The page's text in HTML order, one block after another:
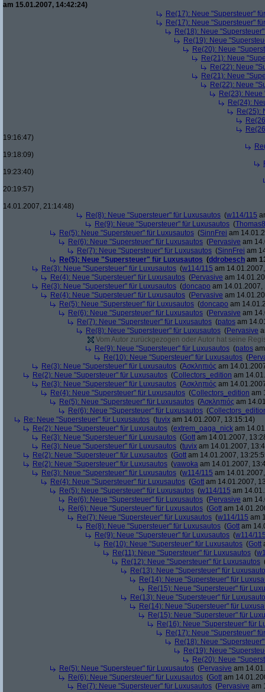
am 15.01.2007, 14:42:24)
Re(17): Neue "Supersteuer"
Re(17): Neue "Supersteuer"
Re(18): Neue
Re(19): Neue
Re(20): Neue
Re(21): Neue
Re(22): Neue
Re(21): Neue
Re(22): Neue
Re(23):
Re(24):
Re(25):
19:16:47)
19:18:09)
19:23:40)
20:19:57)
14.01.2007, 21:14:48)
Re(8): Neue "Supersteuer" für Luxusautos (w114/115
Re(9): Neue "Supersteuer" für Luxusautos (
Re(5): Neue "Supersteuer" für Luxusautos (SinnFrei am
Re(6): Neue "Supersteuer" für Luxusautos (Pervasive am
Re(7): Neue "Supersteuer" für Luxusautos (SinnFrei am
Re(5): Neue "Supersteuer" für Luxusautos (ddrobesch am
Re(3): Neue "Supersteuer" für Luxusautos (w114/115 am
Re(4): Neue "Supersteuer" für Luxusautos (Pervasive am
Re(3): Neue "Supersteuer" für Luxusautos (doncapo am 14.01.2007,
Re(4): Neue "Supersteuer" für Luxusautos (Pervasive am
Re(5): Neue "Supersteuer" für Luxusautos (doncapo am
Re(6): Neue "Supersteuer" für Luxusautos (Pervasive am
Re(7): Neue "Supersteuer" für Luxusautos (patos am
Re(8): Neue "Supersteuer" für Luxusautos (Pervasive
Vom Autor zurückgezogen oder Autor hat seine
Re(9): Neue "Supersteuer" für Luxusautos (patos
Re(10): Neue "Supersteuer" für Luxusautos (
Re(3): Neue "Supersteuer" für Luxusautos (Ἀσκληπιός am
Re(2): Neue "Supersteuer" für Luxusautos (Collectors_edition am
Re(3): Neue "Supersteuer" für Luxusautos (Ἀσκληπιός am
Re(4): Neue "Supersteuer" für Luxusautos (Collectors_edition am
Re(5): Neue "Supersteuer" für Luxusautos (Ἀσκληπιός am
Re(6): Neue "Supersteuer" für Luxusautos (
Re: Neue "Supersteuer" für Luxusautos (tuvix am 14.01.2007, 13:15:14)
Re(2): Neue "Supersteuer" für Luxusautos (extrem_oaga_nick am
Re(3): Neue "Supersteuer" für Luxusautos (Gott am 14.01.2007,
Re(3): Neue "Supersteuer" für Luxusautos (tuvix am 14.01.2007,
Re(2): Neue "Supersteuer" für Luxusautos (Gott am 14.01.2007,
Re(2): Neue "Supersteuer" für Luxusautos (vawoka am 14.01.2007,
Re(3): Neue "Supersteuer" für Luxusautos (w114/115 am
Re(4): Neue "Supersteuer" für Luxusautos (Gott am 14.01.2007,
Re(5): Neue "Supersteuer" für Luxusautos (w114/115 am
Re(6): Neue "Supersteuer" für Luxusautos (Pervasive am
Re(6): Neue "Supersteuer" für Luxusautos (Gott am
Re(7): Neue "Supersteuer" für Luxusautos (w114/115 am
Re(8): Neue "Supersteuer" für Luxusautos (Gott am
Re(9): Neue "Supersteuer" für Luxusautos (w114/
Re(10): Neue "Supersteuer" für Luxusautos (Gott
Re(11): Neue "Supersteuer" für Luxusautos (
Re(12): Neue "Supersteuer" für Luxusautos
Re(13): Neue "Supersteuer" für
Re(14): Neue "Supersteuer" für
Re(15): Neue "Supersteuer" für
Re(13): Neue "Supersteuer" für
Re(14): Neue "Supersteuer" für
Re(15): Neue "Supersteuer" für
Re(16): Neue "Supersteuer" für
Re(17): Neue "Supersteuer"
Re(18): Neue
Re(19): Neue
Re(20): Neue
Re(5): Neue "Supersteuer" für Luxusautos (Pervasive am
Re(6): Neue "Supersteuer" für Luxusautos (Gott am
Re(7): Neue "Supersteuer" für Luxusautos (Pervasive am